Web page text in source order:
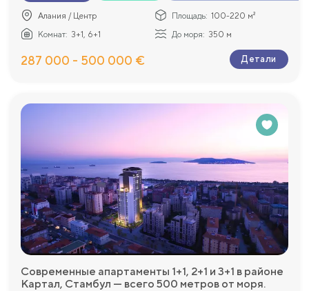
Алания / Центр Площадь: 100-220 м²
Комнат: 3+1, 6+1 До моря: 350 м
287 000 - 500 000 € Детали
Современные апартаменты 1+1, 2+1 и 3+1 в районе
Картал, Стамбул — всего 500 метров от моря.